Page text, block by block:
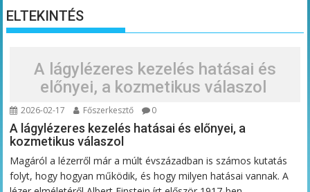
ELTEKINTÉS
A lágylézeres kezelés hatásai és
előnyei, a kozmetikus válaszol
2026-02-17 Főszerkesztő 0
A lágylézeres kezelés hatásai és előnyei, a
kozmetikus válaszol
Magáról a lézerről már a múlt évszázadban is számos kutatás
folyt, hogy hogyan működik, és hogy milyen hatásai vannak. A